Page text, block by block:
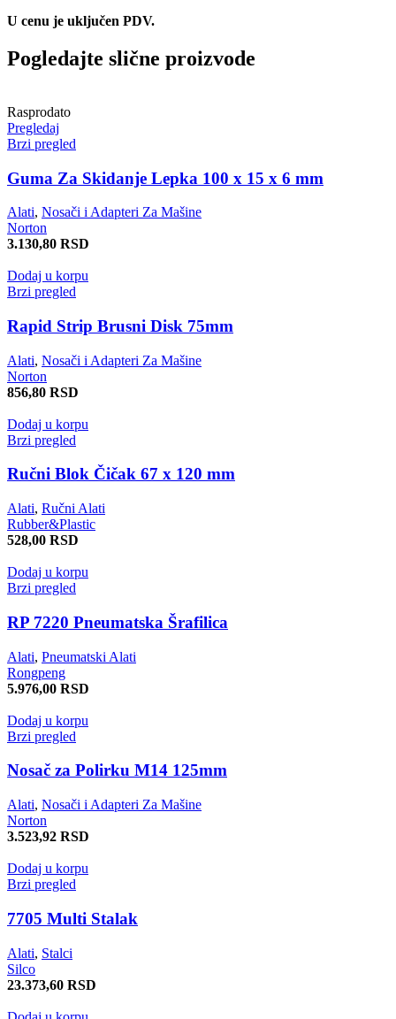
U cenu je uključen PDV.
Pogledajte slične proizvode
Rasprodato
Pregledaj
Brzi pregled
Guma Za Skidanje Lepka 100 x 15 x 6 mm
Alati, Nosači i Adapteri Za Mašine
Norton
3.130,80 RSD
Dodaj u korpu
Brzi pregled
Rapid Strip Brusni Disk 75mm
Alati, Nosači i Adapteri Za Mašine
Norton
856,80 RSD
Dodaj u korpu
Brzi pregled
Ručni Blok Čičak 67 x 120 mm
Alati, Ručni Alati
Rubber&Plastic
528,00 RSD
Dodaj u korpu
Brzi pregled
RP 7220 Pneumatska Šrafilica
Alati, Pneumatski Alati
Rongpeng
5.976,00 RSD
Dodaj u korpu
Brzi pregled
Nosač za Polirku M14 125mm
Alati, Nosači i Adapteri Za Mašine
Norton
3.523,92 RSD
Dodaj u korpu
Brzi pregled
7705 Multi Stalak
Alati, Stalci
Silco
23.373,60 RSD